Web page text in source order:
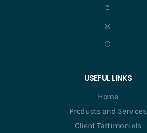
USEFUL LINKS
Home
Products and Services
Client Testimonials